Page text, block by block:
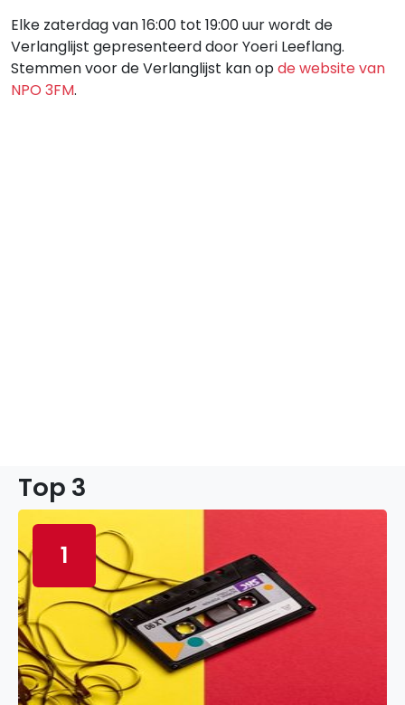
Elke zaterdag van 16:00 tot 19:00 uur wordt de
Verlanglijst gepresenteerd door Yoeri Leeflang.
Stemmen voor de Verlanglijst kan opde website van
NPO 3FM.
Top 3
1